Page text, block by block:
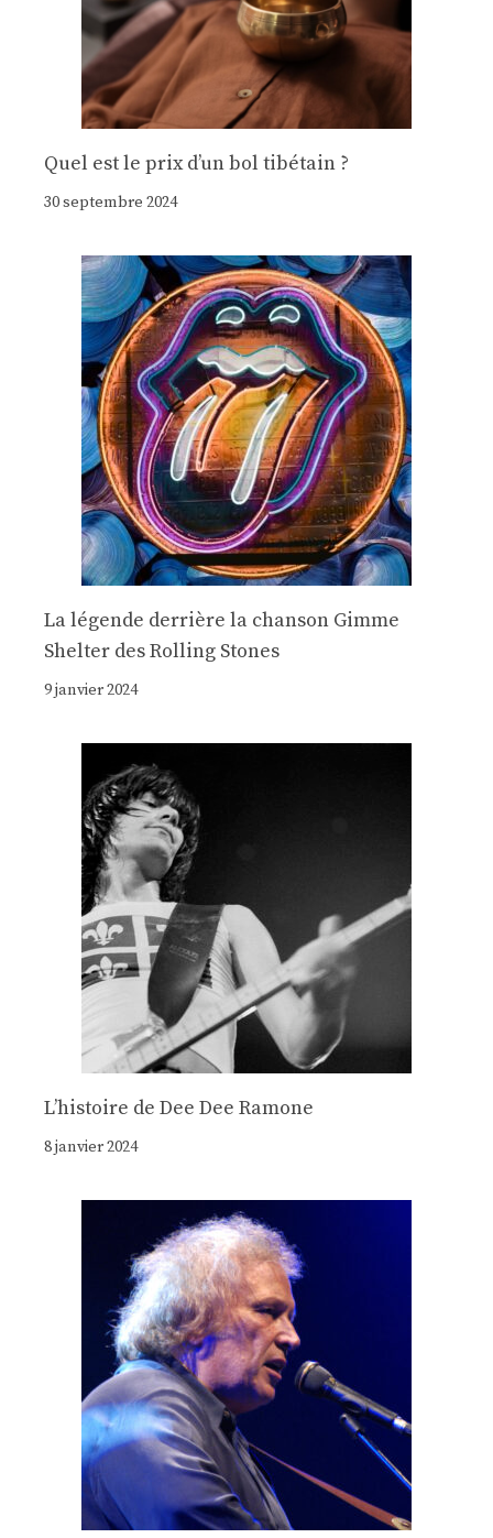
Quel est le prix d’un bol tibétain ?
30 septembre 2024
La légende derrière la chanson Gimme
Shelter des Rolling Stones
9 janvier 2024
Lʼhistoire de Dee Dee Ramone
8 janvier 2024